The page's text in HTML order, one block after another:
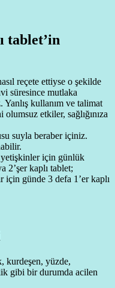
tablet’in
reçete ettiyse o şekilde
süresince mutlaka
kullanım ve talimat
olumsuz etkiler, sağlığınıza
suyla beraber içiniz.
yetişkinler için günlük
2’şer kaplı tablet;
için günde 3 defa 1’er kaplı
kurdeşen, yüzde,
gibi bir durumda acilen